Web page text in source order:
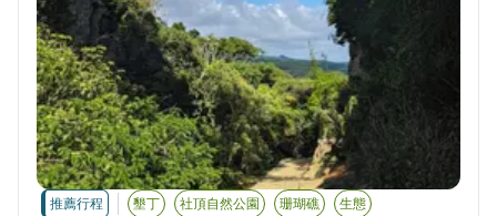
推薦行程 墾丁 社頂自然公園 珊瑚礁 生態